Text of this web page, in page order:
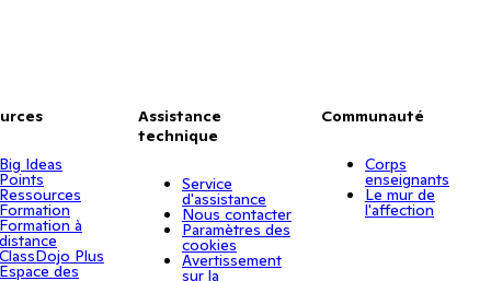
Ideas
à
Plus
des
Assistance
technique
Service
d'assistance
Nous contacter
Paramètres des
cookies
Avertissement
sur la
Communauté
Corps
enseignants
Le mur de
l'affection